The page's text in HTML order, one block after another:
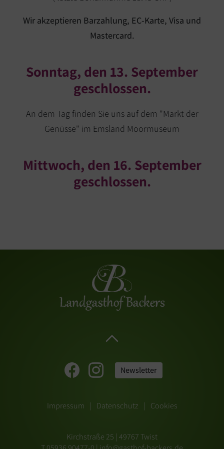
Wir akzeptieren Barzahlung, EC-Karte, Visa und
Mastercard.
Sonntag, den 13. September
geschlossen.
An dem Tag finden Sie uns auf dem "Markt der
Genüsse" im Emsland Moormuseum
Mittwoch, den 16. September
geschlossen.
Newsletter
Impressum Datenschutz Cookies
Kirchstraße 25 | 49767 Twist